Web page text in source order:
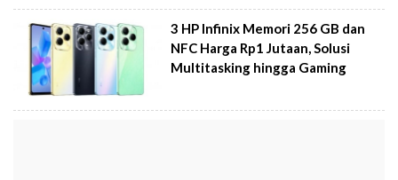
3 HP Infinix Memori 256 GB dan
NFC Harga Rp1 Jutaan, Solusi
Multitasking hingga Gaming